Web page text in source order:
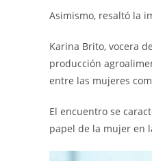
Asimismo, resaltó la
Karina Brito, vocera
producción
entre las mujeres
El encuentro se
papel de la mujer en